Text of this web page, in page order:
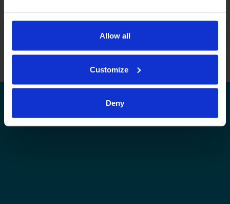
Allow all
Customize
Deny
Finhockey.fi
Suomen Jääkiekkoliitto | Kaikki oikeudet pidätetään |